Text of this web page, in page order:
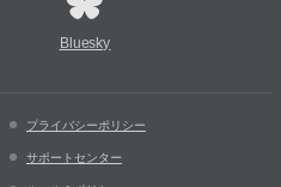
Bluesky
プライバシーポリシー
サポートセンター